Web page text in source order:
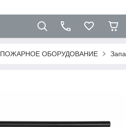
ПОЖАРНОЕ ОБОРУДОВАНИЕ